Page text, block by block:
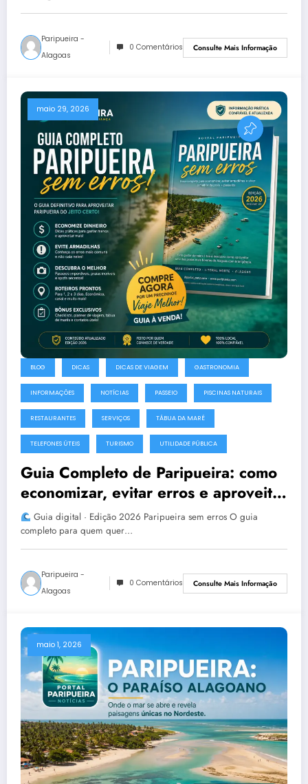
Paripueira -
Alagoas
0 Comentários Consulte Mais Informação
maio 29, 2026
BLOG DICAS DICAS DE VIAGEM GASTRONOMIA
INFORMAÇÕES NOTÍCIAS PASSEIO PISCINAS NATURAIS
RESTAURANTES SERVIÇOS TÁBUA DA MARÉ
TELEFONES ÚTEIS TURISMO UTILIDADE PÚBLICA
Guia Completo de Paripueira: como
economizar, evitar erros e aproveitar
melhor esse paraíso de Alagoas
Guia digital · Edição 2026 Paripueira sem erros O guia
completo para quem quer…
Paripueira -
Alagoas
0 Comentários Consulte Mais Informação
maio 1, 2026